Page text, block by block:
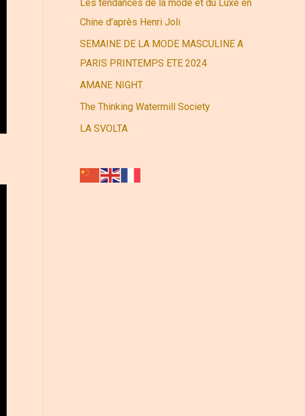
Les tendances de la mode et du Luxe en
Chine d’après Henri Joli
SEMAINE DE LA MODE MASCULINE A
PARIS PRINTEMPS ETE 2024
AMANE NIGHT
The Thinking Watermill Society
LA SVOLTA